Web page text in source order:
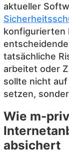
aktueller
konfigurierten
tatsächliche
arbeitet oder
sollte nicht
setzen,
Wie m-
absichert